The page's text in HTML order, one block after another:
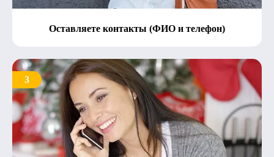
Оставляете контакты (ФИО и телефон)
3